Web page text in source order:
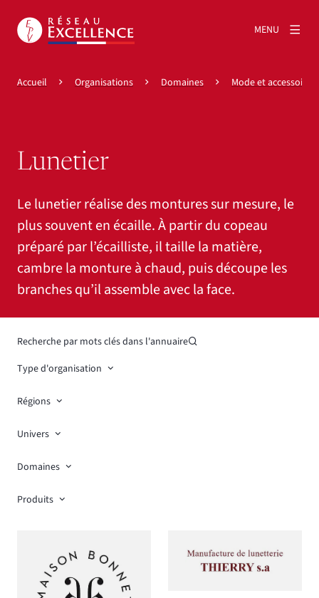
MENU
Accueil Organisations Domaines Mode et accessoires
Lunetier
Le lunetier réalise des montures sur mesure, le
plus souvent en écaille. À partir du copeau
préparé par l’écailliste, il taille la matière,
cambre la monture à chaud, puis découpe les
branches qu’il assemble avec la face.
Recherche par mots clés dans l'annuaire
Type d'organisation
Régions
Univers
Domaines
Produits